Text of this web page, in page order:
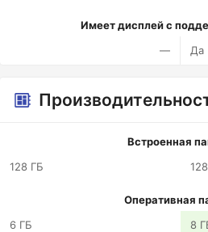
Имеет дисплей с
—
Да
Встроенная
128 ГБ
Оперативная
6 ГБ
8